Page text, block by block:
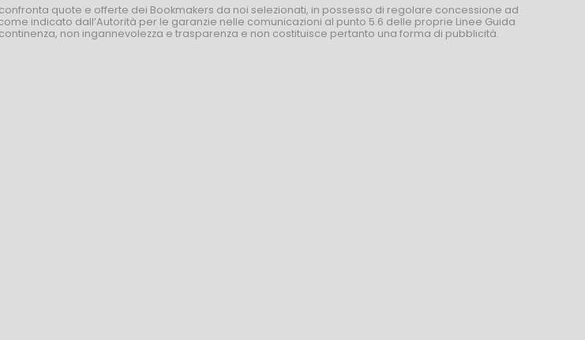
quote e offerte dei Bookmakers da noi selezionati, in possesso di regolare concessione ad
indicato dall’Autorità per le garanzie nelle comunicazioni al punto 5.6 delle proprie Linee Guida
non ingannevolezza e trasparenza e non costituisce pertanto una forma di pubblicità.